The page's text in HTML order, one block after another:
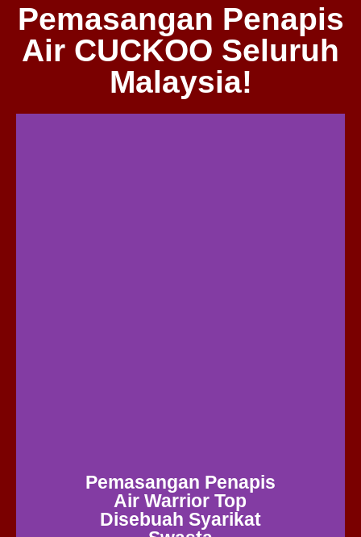
Pemasangan Penapis
Air CUCKOO Seluruh
Malaysia!
Pemasangan Penapis
Air Warrior Top
Disebuah Syarikat